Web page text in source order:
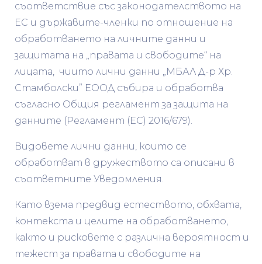
съответствие със законодателството на
ЕС и държавите-членки по отношение на
обработването на личните данни и
защитата на „правата и свободите“ на
лицата, чиито лични данни „МБАЛ Д-р Хр.
Стамболски” ЕООД събира и обработва
съгласно Общия регламент за защита на
данните (Регламент (ЕС) 2016/679).
Видовете лични данни, които се
обработват в дружеството са описани в
съответните Уведомления.
Като взема предвид естеството, обхвата,
контекста и целите на обработването,
както и рисковете с различна вероятност и
тежест за правата и свободите на